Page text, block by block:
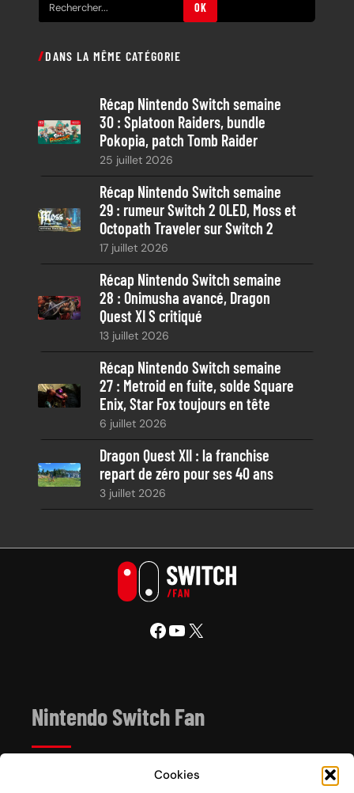
Cookies
e
h
c
h
OK
DANS LA MÊME CATÉGORIE
Récap Nintendo Switch semaine
30 : Splatoon Raiders, bundle
Pokopia, patch Tomb Raider
25 juillet 2026
Récap Nintendo Switch semaine
29 : rumeur Switch 2 OLED, Moss et
Octopath Traveler sur Switch 2
17 juillet 2026
Récap Nintendo Switch semaine
28 : Onimusha avancé, Dragon
Quest XI S critiqué
13 juillet 2026
Récap Nintendo Switch semaine
27 : Metroid en fuite, solde Square
Enix, Star Fox toujours en tête
6 juillet 2026
Dragon Quest XII : la franchise
repart de zéro pour ses 40 ans
3 juillet 2026
Facebook YouTube X
Nintendo Switch Fan
Depuis 2017, Nintendo Switch Fan est un site de